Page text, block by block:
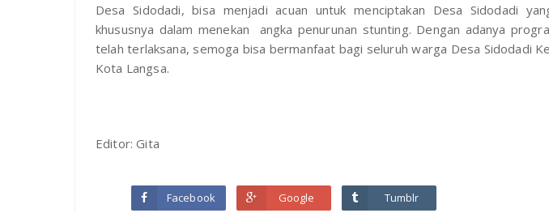
Desa Sidodadi, bisa menjadi acuan untuk menciptakan Desa Sidodadi
khususnya dalam menekan angka penurunan stunting. Dengan adanya
telah terlaksana, semoga bisa bermanfaat bagi seluruh warga Desa Sidodadi
Kota Langsa.
Editor: Gita
Facebook Google Tumblr